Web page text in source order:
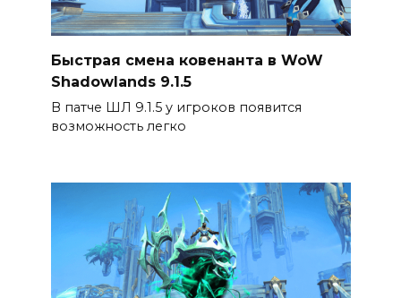
Быстрая смена ковенанта в WoW
Shadowlands 9.1.5
В патче ШЛ 9.1.5 у игроков появится
возможность легко